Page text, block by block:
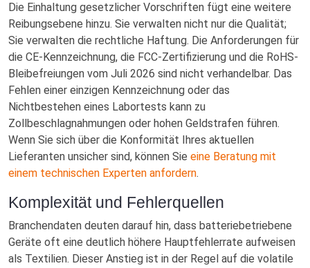
Die Einhaltung gesetzlicher Vorschriften fügt eine weitere
Reibungsebene hinzu. Sie verwalten nicht nur die Qualität;
Sie verwalten die rechtliche Haftung. Die Anforderungen für
die CE-Kennzeichnung, die FCC-Zertifizierung und die RoHS-
Bleibefreiungen vom Juli 2026 sind nicht verhandelbar. Das
Fehlen einer einzigen Kennzeichnung oder das
Nichtbestehen eines Labortests kann zu
Zollbeschlagnahmungen oder hohen Geldstrafen führen.
Wenn Sie sich über die Konformität Ihres aktuellen
Lieferanten unsicher sind, können Sie eine Beratung mit
einem technischen Experten anfordern.
Komplexität und Fehlerquellen
Branchendaten deuten darauf hin, dass batteriebetriebene
Geräte oft eine deutlich höhere Hauptfehlerrate aufweisen
als Textilien. Dieser Anstieg ist in der Regel auf die volatile